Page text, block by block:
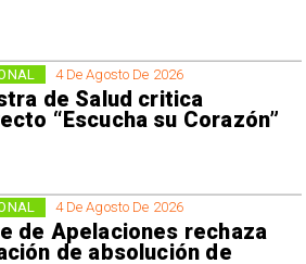
4 De Agosto De 2026
de Salud critica
“Escucha su Corazón”
4 De Agosto De 2026
de Apelaciones rechaza
de absolución de